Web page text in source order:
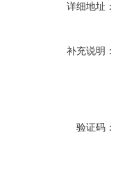
详细地址：
补充说明：
验证码：